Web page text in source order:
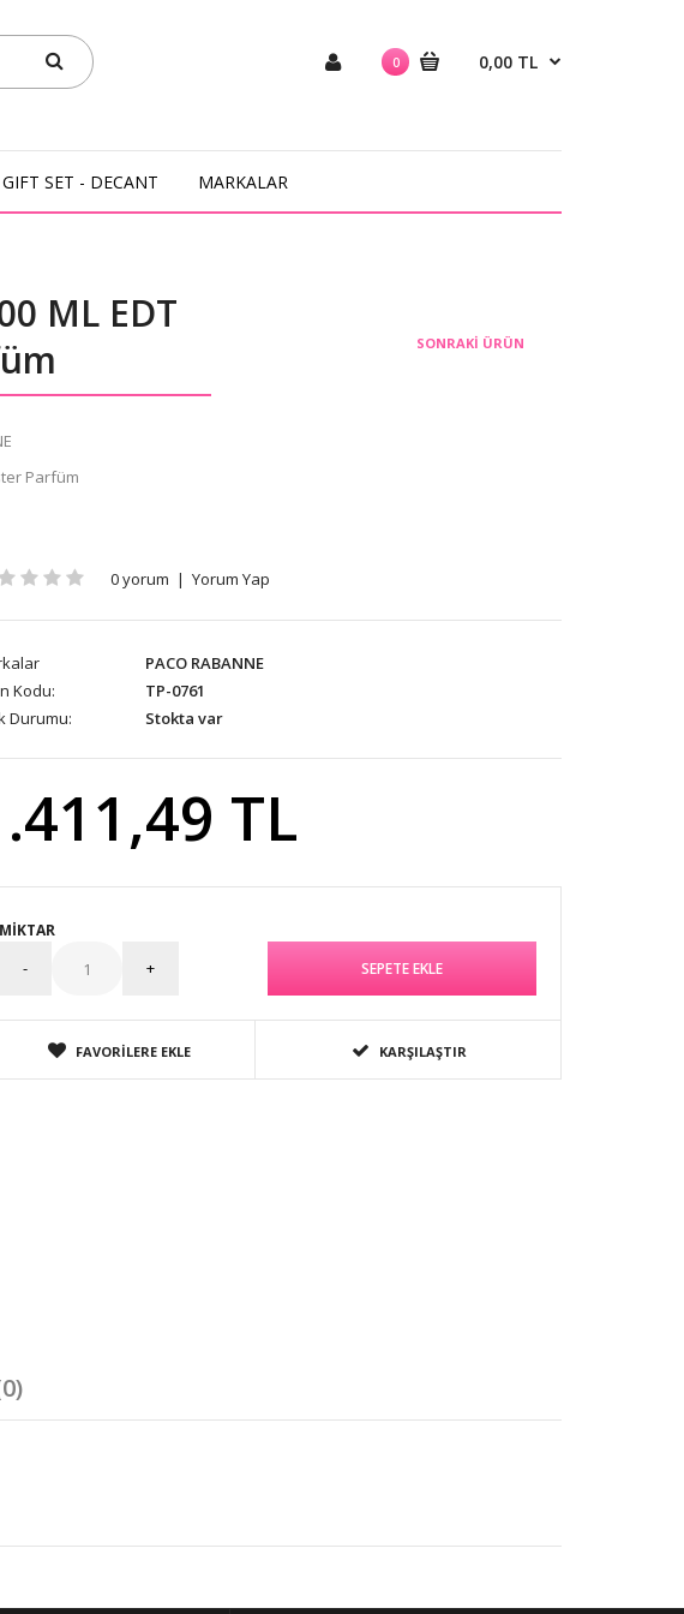
0 0,00 TL
GIFT SET - DECANT MARKALAR
ML EDT
Parfüm
SONRAKI ÜRÜN
0 yorum | Yorum Yap
PACO RABANNE
Kodu:
TP-0761
Durumu:
Stokta var
TL
MIKTAR
FAVORILERE EKLE KARŞILAŞTIR